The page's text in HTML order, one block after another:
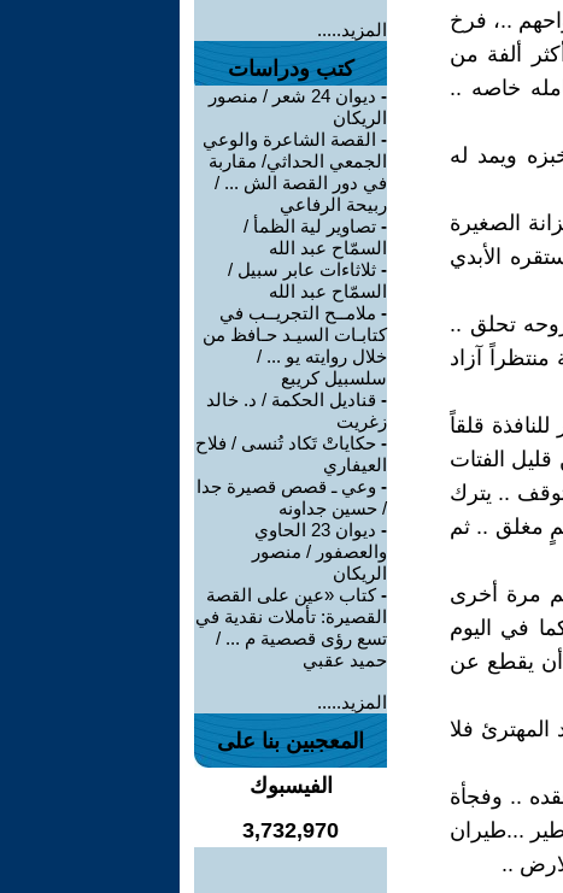
..، فرخ
ألفة من
خاصه ..
ويمد له
الصغيرة
الأبدي
روحه تحلق ..
آزاد
قلقاً
الفتات
.. يترك
مغلق .. ثم
مرة أخرى
في اليوم
أن يقطع عن
فلا
.. وفجأة
...طيران
..
المزيد.....
كتب ودراسات
-
ديوان 24 شعر / منصور
الريكان
- القصة الشاعرة والوعي
الجمعي الحداثي/ مقاربة
في دور القصة الش ... /
ربيحة الرفاعي
- تصاوير لية الظمأ /
السمّاح عبد الله
- ثلاثاءات عابر سبيل /
السمّاح عبد الله
- ملامــح التجريــب في
كتابـات السيـد حـافظ من
خلال روايته يو ... /
سلسبيل كريبع
- قناديل الحكمة / د. خالد
زغريت
- حكاياتْ تَكاد تُنسى / فلاح
العيفاري
- وعي ـ قصص قصيرة جدا
/ حسين جداونه
-
ديوان 23 الحاوي
والعصفور / منصور
الريكان
-كتاب «عين على القصة
القصيرة: تأملات نقدية في
تسع رؤى قصصية م ... /
حميد عقبي
المزيد.....
المعجبين بنا على
الفيسبوك
3,732,970